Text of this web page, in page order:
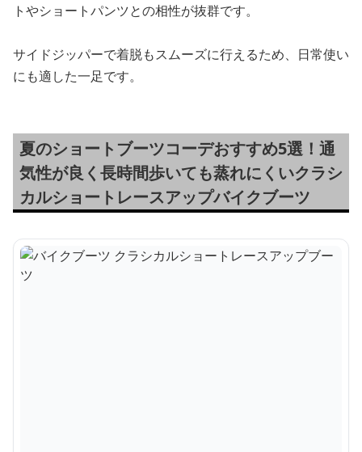
トやショートパンツとの相性が抜群です。
サイドジッパーで着脱もスムーズに行えるため、日常使い
にも適した一足です。
夏のショートブーツコーデおすすめ5選！通
気性が良く長時間歩いても蒸れにくいクラシ
カルショートレースアップバイクブーツ